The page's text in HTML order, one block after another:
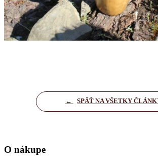
← SPÄŤ NA VŠETKY
O nákupe